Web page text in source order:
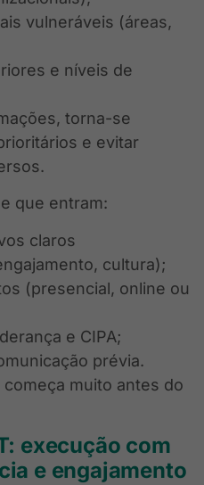
vulneráveis (áreas,
e níveis de
torna-se
e evitar
que entram:
claros
cultura);
(presencial, online ou
e CIPA;
prévia.
começa muito antes do
execução com
e engajamento